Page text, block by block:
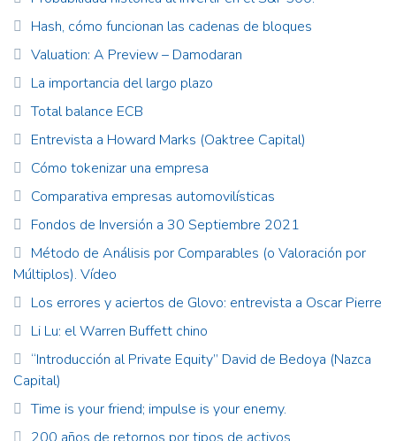
Hash, cómo funcionan las cadenas de bloques
Valuation: A Preview – Damodaran
La importancia del largo plazo
Total balance ECB
Entrevista a Howard Marks (Oaktree Capital)
Cómo tokenizar una empresa
Comparativa empresas automovilísticas
Fondos de Inversión a 30 Septiembre 2021
Método de Análisis por Comparables (o Valoración por
Múltiplos). Vídeo
Los errores y aciertos de Glovo: entrevista a Oscar Pierre
Li Lu: el Warren Buffett chino
“Introducción al Private Equity” David de Bedoya (Nazca
Capital)
Time is your friend; impulse is your enemy.